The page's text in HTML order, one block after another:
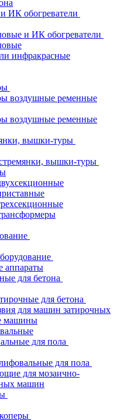
ИК обогреватели
и ИК обогреватели
инфракрасные
воздушные ременные
воздушные ременные
вышки-туры
вышки-туры
аппараты
для бетона
для бетона
для машин затирочных
машины
для пола
для пола
для мозаично-
машин